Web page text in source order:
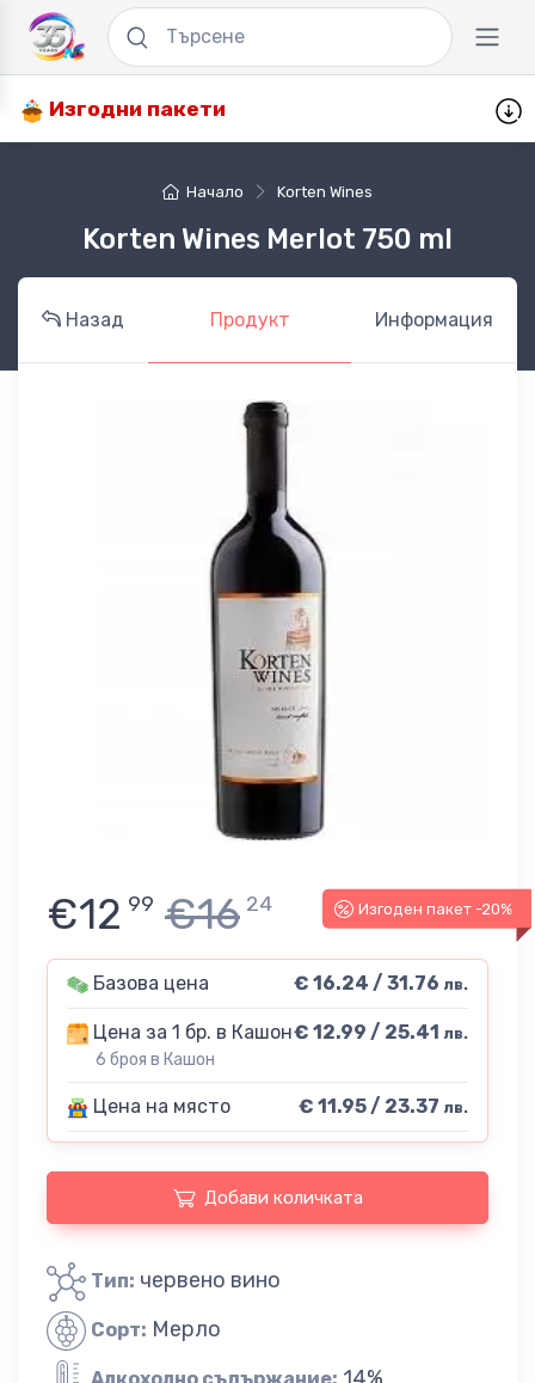
Изгодни пакети
Начало Korten Wines
Korten Wines Merlot 750 ml
Назад Продукт Информация
Изгоден пакет -20%
€12 99 €16 24
Базова цена € 16.24 / 31.76 лв.
Цена за 1 бр. в Кашон
6 броя в Кашон
€ 12.99 / 25.41 лв.
Цена на място € 11.95 / 23.37 лв.
Добави количката
Тип: червено вино
Сорт: Мерло